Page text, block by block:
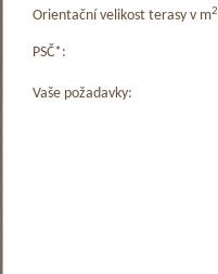
Orientační velikost terasy v m2
PSČ*:
Vaše požadavky: